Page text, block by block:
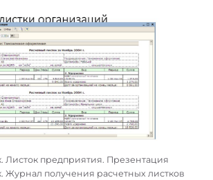
Листок предприятия. Презентация
Журнал получения расчетных листков